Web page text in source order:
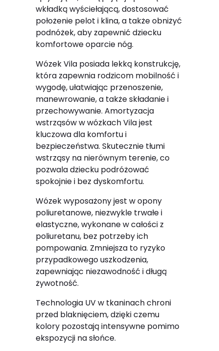
wkładką wyściełającą, dostosować
położenie pelot i klina, a także obniżyć
podnóżek, aby zapewnić dziecku
komfortowe oparcie nóg.
Wózek Vila posiada lekką konstrukcję,
która zapewnia rodzicom mobilność i
wygodę, ułatwiając przenoszenie,
manewrowanie, a także składanie i
przechowywanie. Amortyzacja
wstrząsów w wózkach Vila jest
kluczowa dla komfortu i
bezpieczeństwa. Skutecznie tłumi
wstrząsy na nierównym terenie, co
pozwala dziecku podróżować
spokojnie i bez dyskomfortu.
Wózek wyposażony jest w opony
poliuretanowe, niezwykle trwałe i
elastyczne, wykonane w całości z
poliuretanu, bez potrzeby ich
pompowania. Zmniejsza to ryzyko
przypadkowego uszkodzenia,
zapewniając niezawodność i długą
żywotność.
Technologia UV w tkaninach chroni
przed blaknięciem, dzięki czemu
kolory pozostają intensywne pomimo
ekspozycji na słońce.